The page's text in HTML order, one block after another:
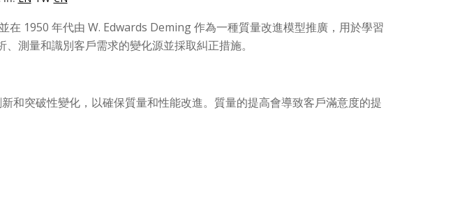
1950 年代由 W. Edwards Deming 作為一種質量改進模型推廣，用於學習
測量和識別客戶需求的變化源並採取糾正措施。
和突破性變化，以確保質量和性能改進。質量的提高會導致客戶滿意度的提